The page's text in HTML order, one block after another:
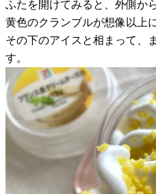
ふたを開けてみると、外側か
黄色のクランブルが想像以上
その下のアイスと相まって、
す。